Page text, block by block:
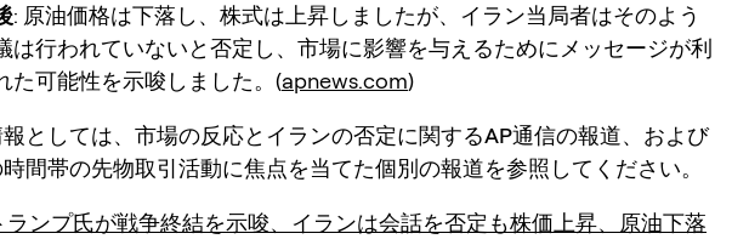
: 原油価格は下落し、株式は上昇しましたが、イラン当局者はそのよう
は行われていないと否定し、市場に影響を与えるためにメッセージが利
た可能性を示唆しました。(apnews.com)
としては、市場の反応とイランの否定に関するAP通信の報道、および
間帯の先物取引活動に焦点を当てた個別の報道を参照してください。
ランプ氏が戦争終結を示唆、イランは会話を否定も株価上昇、原油下落